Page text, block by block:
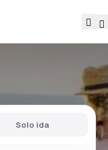
Solo ida